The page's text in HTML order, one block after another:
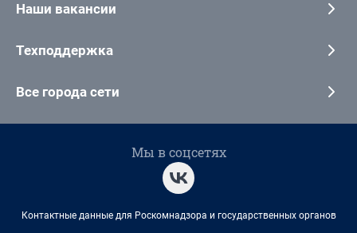
Наши вакансии
Техподдержка
Все города сети
Мы в соцсетях
Контактные данные для Роскомнадзора и государственных органов